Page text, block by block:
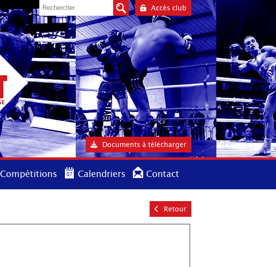
Accès club
Documents à télécharger
Compétitions Calendriers Contact
Retour